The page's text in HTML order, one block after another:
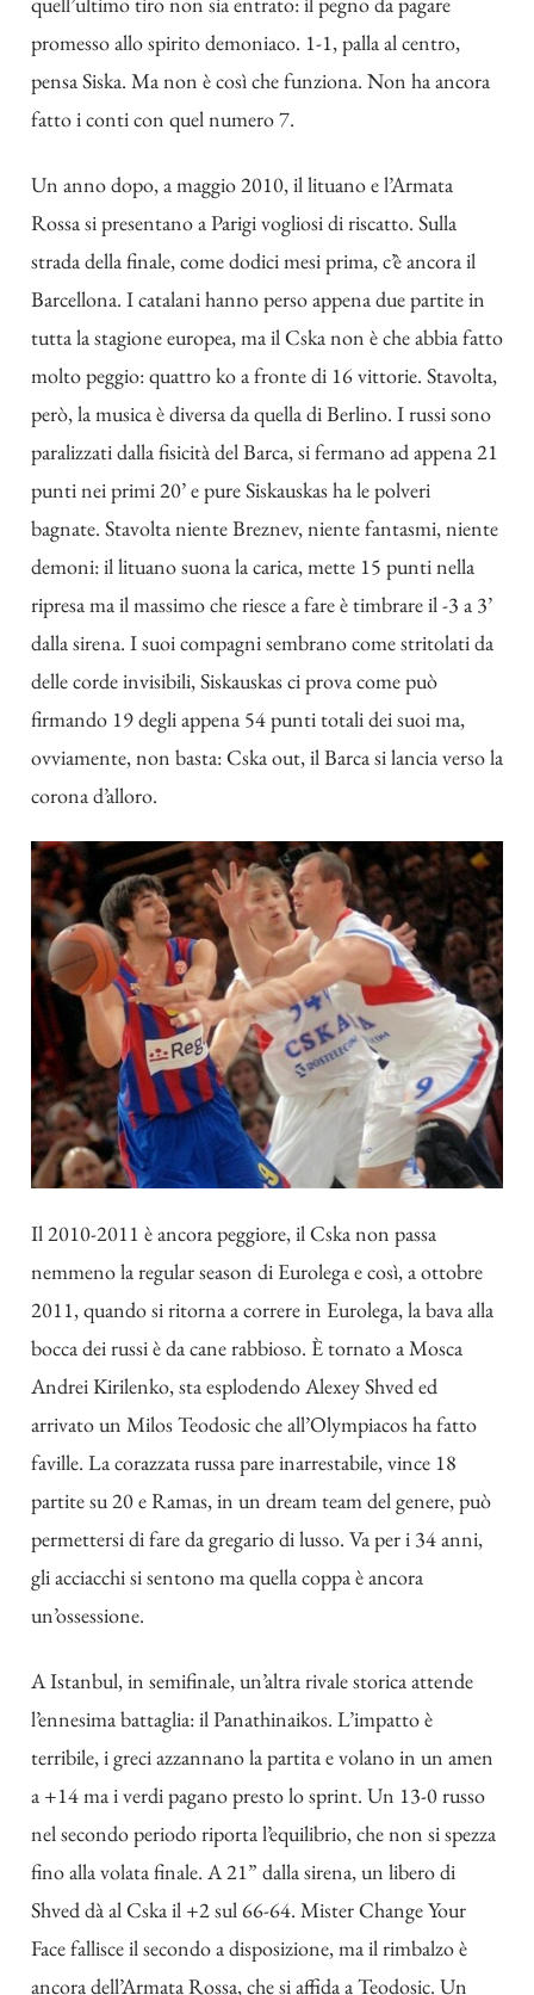
promesso allo spirito demoniaco. 1-1, palla al centro,
pensa Siska. Ma non è così che funziona. Non ha ancora
fatto i conti con quel numero 7.
Un anno dopo, a maggio 2010, il lituano e l’Armata
Rossa si presentano a Parigi vogliosi di riscatto. Sulla
strada della finale, come dodici mesi prima, c’è ancora il
Barcellona. I catalani hanno perso appena due partite in
tutta la stagione europea, ma il Cska non è che abbia fatto
molto peggio: quattro ko a fronte di 16 vittorie. Stavolta,
però, la musica è diversa da quella di Berlino. I russi sono
paralizzati dalla fisicità del Barca, si fermano ad appena 21
punti nei primi 20’ e pure Siskauskas ha le polveri
bagnate. Stavolta niente Breznev, niente fantasmi, niente
demoni: il lituano suona la carica, mette 15 punti nella
ripresa ma il massimo che riesce a fare è timbrare il -3 a 3’
dalla sirena. I suoi compagni sembrano come stritolati da
delle corde invisibili, Siskauskas ci prova come può
firmando 19 degli appena 54 punti totali dei suoi ma,
ovviamente, non basta: Cska out, il Barca si lancia verso la
corona d’alloro.
Il 2010-2011 è ancora peggiore, il Cska non passa
nemmeno la regular season di Eurolega e così, a ottobre
2011, quando si ritorna a correre in Eurolega, la bava alla
bocca dei russi è da cane rabbioso. È tornato a Mosca
Andrei Kirilenko, sta esplodendo Alexey Shved ed
arrivato un Milos Teodosic che all’Olympiacos ha fatto
faville. La corazzata russa pare inarrestabile, vince 18
partite su 20 e Ramas, in un dream team del genere, può
permettersi di fare da gregario di lusso. Va per i 34 anni,
gli acciacchi si sentono ma quella coppa è ancora
un’ossessione.
A Istanbul, in semifinale, un’altra rivale storica attende
l’ennesima battaglia: il Panathinaikos. L’impatto è
terribile, i greci azzannano la partita e volano in un amen
a +14 ma i verdi pagano presto lo sprint. Un 13-0 russo
nel secondo periodo riporta l’equilibrio, che non si spezza
fino alla volata finale. A 21” dalla sirena, un libero di
Shved dà al Cska il +2 sul 66-64. Mister Change Your
Face fallisce il secondo a disposizione, ma il rimbalzo è
ancora dell’Armata Rossa, che si affida a Teodosic. Un